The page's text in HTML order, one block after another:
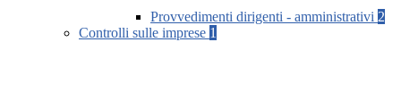
Provvedimenti dirigenti - amministrativi 2
Controlli sulle imprese 1